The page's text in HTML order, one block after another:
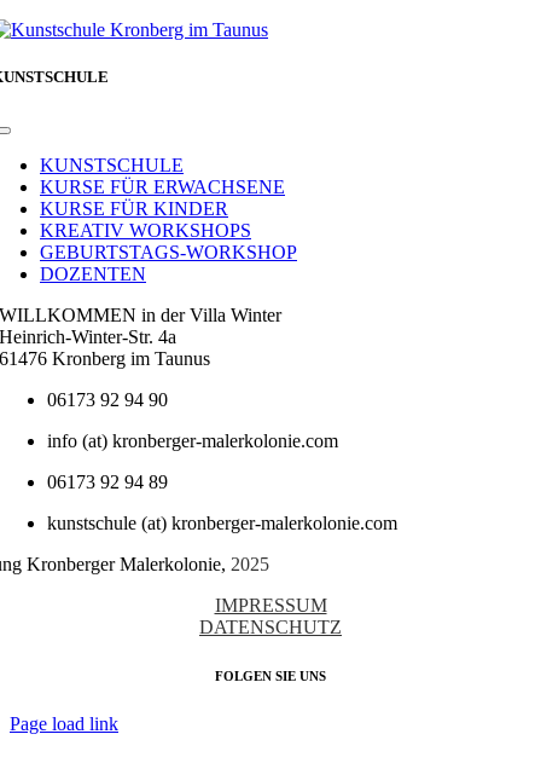
Toggle
NavigationKUNSTSCHULE
KURSE FÜR ERWACHSENE
KURSE FÜR KINDER
KREATIV WORKSHOPS
GEBURTSTAGS-WORKSHOP
DOZENTEN
WILLKOMMEN in der Villa Winter
Heinrich-Winter-Str. 4a
61476 Kronberg im Taunus
06173 92 94 90
info (at) kronberger-malerkolonie.com
06173 92 94 89
kunstschule (at) kronberger-malerkolonie.com
Kronberger Malerkolonie, 2025
IMPRESSUM
DATENSCHUTZ
FOLGEN SIE UNS
Page load link